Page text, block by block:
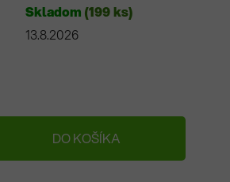
Skladom (199 ks)
13.8.2026
DO KOŠÍKA